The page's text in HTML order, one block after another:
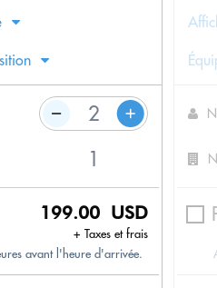
199.00 USD
+ Taxes et frais
avant l'heure d'arrivée.